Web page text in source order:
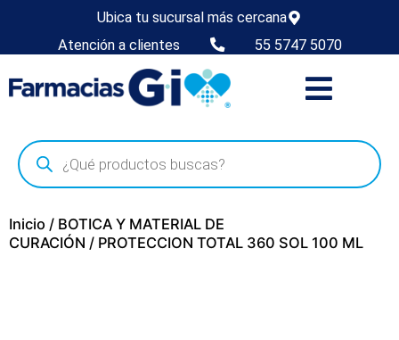
Ubica tu sucursal más cercana
Atención a clientes
55 5747 5070
Inicio / BOTICA Y MATERIAL DE
CURACIÓN / PROTECCION TOTAL 360 SOL 100 ML